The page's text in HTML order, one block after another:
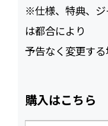
※仕様、特典、ジ
は都合により
予告なく変更する
購入はこちら